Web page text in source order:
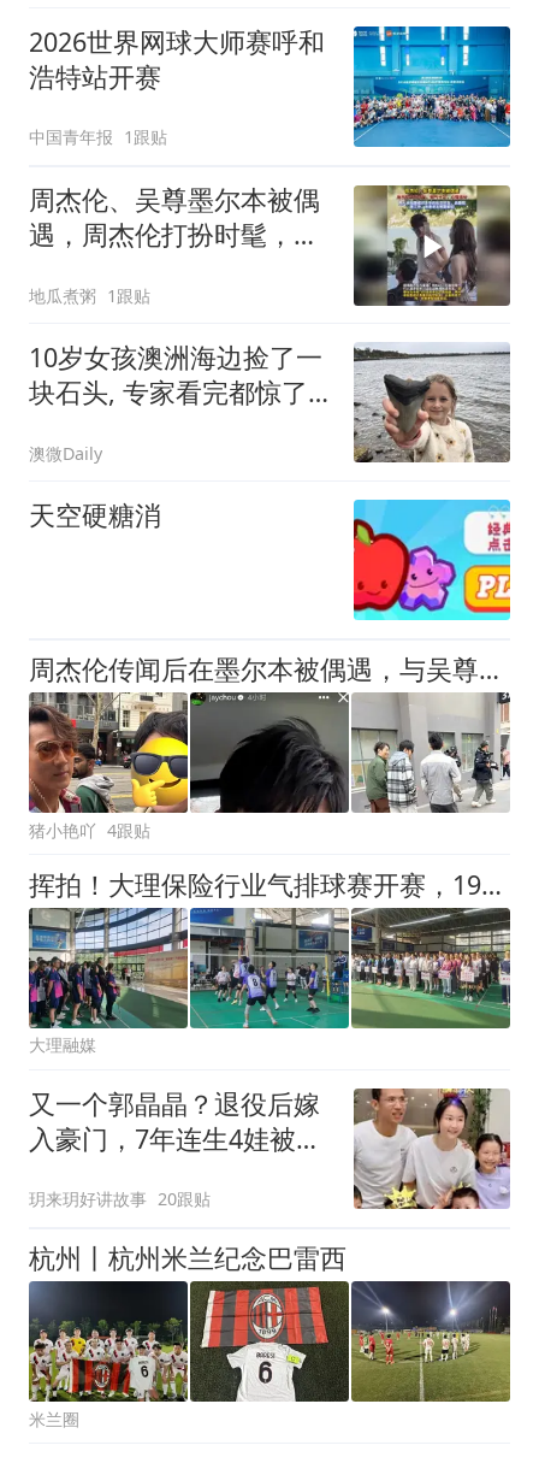
2026世界网球大师赛呼和
浩特站开赛
中国青年报 1跟贴
周杰伦、吴尊墨尔本被偶
遇，周杰伦打扮时髦，帅
地瓜煮粥 1跟贴
10岁女孩澳洲海边捡了一
块石头, 专家看完都惊了:
澳微Daily
天空硬糖消
周杰伦传闻后在墨尔本被偶遇，与吴尊等人录新节目，心情非常好
猪小艳吖 4跟贴
挥拍！大理保险行业气排球赛开赛，19队角逐→
大理融媒
又一个郭晶晶？退役后嫁
入豪门，7年连生4娃被群
玥来玥好讲故事 20跟贴
杭州丨杭州米兰纪念巴雷西
米兰圈